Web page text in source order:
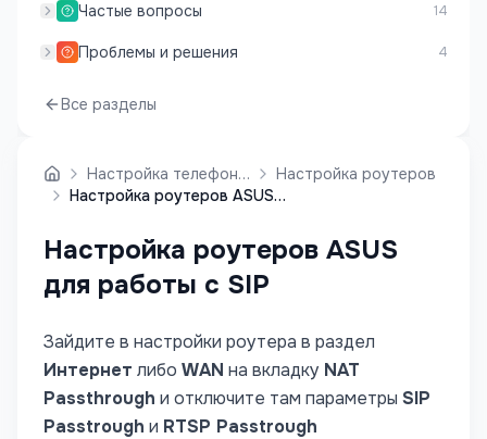
Частые вопросы 14
Проблемы и решения 4
Все разделы
Настройка телефонии
Настройка роутеров
Настройка роутеров ASUS для работы с SIP
Настройка роутеров ASUS
для работы с SIP
Зайдите в настройки роутера в раздел
Интернет либо WAN на вкладку NAT
Passthrough и отключите там параметры SIP
Passtrough и RTSP Passtrough